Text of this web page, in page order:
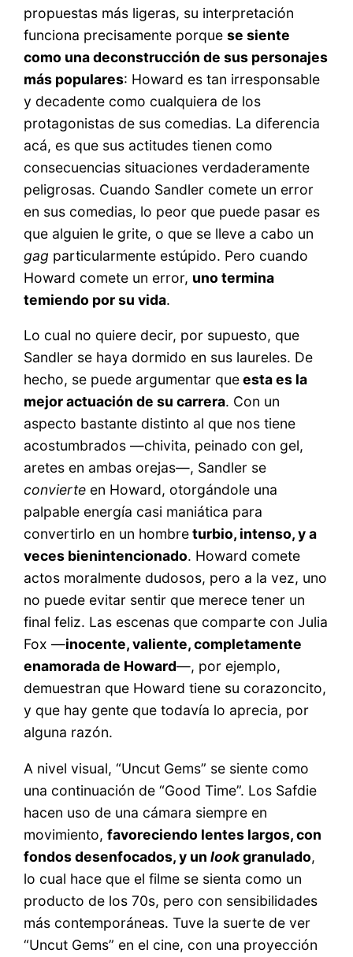
propuestas más ligeras, su interpretación
funciona precisamente porquese siente
como una deconstrucción de sus personajes
más populares: Howard es tan irresponsable
y decadente como cualquiera de los
protagonistas de sus comedias. La diferencia
acá, es que sus actitudes tienen como
consecuencias situaciones verdaderamente
peligrosas. Cuando Sandler comete un error
en sus comedias, lo peor que puede pasar es
que alguien le grite, o que se lleve a cabo un
gag particularmente estúpido. Pero cuando
Howard comete un error, uno termina
temiendo por su vida.
Lo cual no quiere decir, por supuesto, que
Sandler se haya dormido en sus laureles. De
hecho, se puede argumentar queesta es la
mejor actuación de su carrera. Con un
aspecto bastante distinto al que nos tiene
acostumbrados —chivita, peinado con gel,
aretes en ambas orejas—, Sandler se
convierte en Howard, otorgándole una
palpable energía casi maniática para
convertirlo en un hombreturbio, intenso, y a
veces bienintencionado. Howard comete
actos moralmente dudosos, pero a la vez, uno
no puede evitar sentir que merece tener un
final feliz. Las escenas que comparte con Julia
Fox —inocente, valiente, completamente
enamorada de Howard—, por ejemplo,
demuestran que Howard tiene su corazoncito,
y que hay gente que todavía lo aprecia, por
alguna razón.
A nivel visual, “Uncut Gems” se siente como
una continuación de “Good Time”. Los Safdie
hacen uso de una cámara siempre en
movimiento,favoreciendo lentes largos, con
fondos desenfocados, y unlookgranulado,
lo cual hace que el filme se sienta como un
producto de los 70s, pero con sensibilidades
más contemporáneas. Tuve la suerte de ver
“Uncut Gems” en el cine, con una proyección